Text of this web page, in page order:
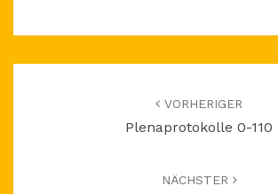
VORHERIGER
Plenaprotokolle 0-110
NÄCHSTER